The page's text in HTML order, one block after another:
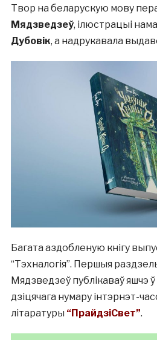
Твор на беларускую мову
Мядзведзеў, ілюстрацыі
Дубовік, а надрукавала
Багата аздобленую кнігу
“Тэхналогія”. Першыя
Мядзведзеў публікаваў яшчэ ў
дзіцячага нумару інтэрнэт-
літаратуры “ПрайдзіСвет”.